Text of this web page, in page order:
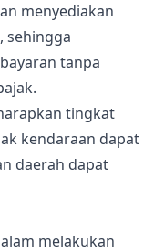
menyediakan
sehingga
tanpa
tingkat
kendaraan dapat
daerah dapat
melakukan